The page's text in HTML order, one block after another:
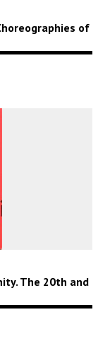
of
The 20th and